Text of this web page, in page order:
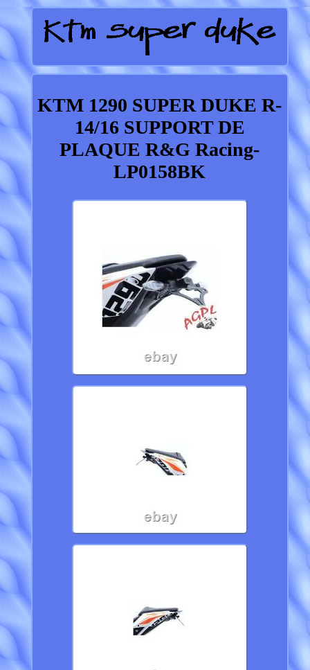
KTM 1290 SUPER DUKE R-
14/16 SUPPORT DE
PLAQUE R&G Racing-
LP0158BK